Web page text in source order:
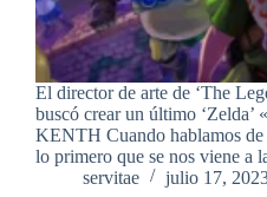
El director de arte de ‘The
buscó crear un último ‘Zelda’
KENTH Cuando hablamos de
lo primero que se nos viene a
servitae
julio 17,